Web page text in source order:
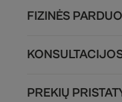
FIZINĖS
PREKIŲ